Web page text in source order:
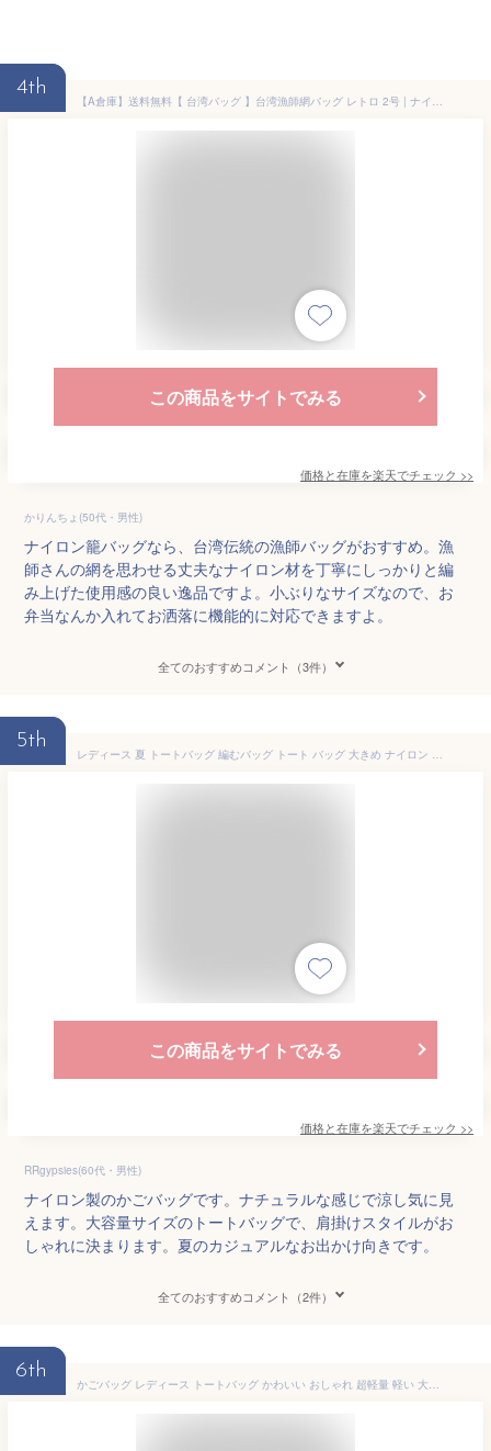
4th
【A倉庫】送料無料【 台湾バッグ 】台湾漁師網バッグ レトロ 2号 | ナイロンバッグ 網バッグ エコバック トートバッグ サウナ 温泉 銭湯 プール 老舗 高建桶店 かごバッグ 台湾雑貨 台湾レトロ 台湾ブランド アジアン雑貨 お土産 台湾 雑貨 台湾漁師バッグ 茄?袋 ビーチ KRN
この商品をサイトでみる
価格と在庫を楽天でチェック >>
かりんちょ(50代・男性)
ナイロン籠バッグなら、台湾伝統の漁師バッグがおすすめ。漁
師さんの網を思わせる丈夫なナイロン材を丁寧にしっかりと編
み上げた使用感の良い逸品ですよ。小ぶりなサイズなので、お
弁当なんか入れてお洒落に機能的に対応できますよ。
全てのおすすめコメント（3件）
5th
レディース 夏 トートバッグ 編むバッグ トート バッグ 大きめ ナイロン 手提げかばん 無地 大容量 軽量 斜めかけ 普段使い かごバッグ サマーバック 旅行 おしゃれ シンプル 夏 ビーチ 海 ショピングバッグ
この商品をサイトでみる
価格と在庫を楽天でチェック >>
RRgypsies(60代・男性)
ナイロン製のかごバッグです。ナチュラルな感じで涼し気に見
えます。大容量サイズのトートバッグで、肩掛けスタイルがお
しゃれに決まります。夏のカジュアルなお出かけ向きです。
全てのおすすめコメント（2件）
6th
かごバッグ レディース トートバッグ かわいい おしゃれ 超軽量 軽い 大きめ 大容量 通勤 ハンドバッグ 通勤ショルダーバッグ 多ポケット 多収納（1ヶ）